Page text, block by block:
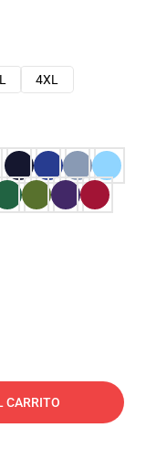
4XL
CARRITO